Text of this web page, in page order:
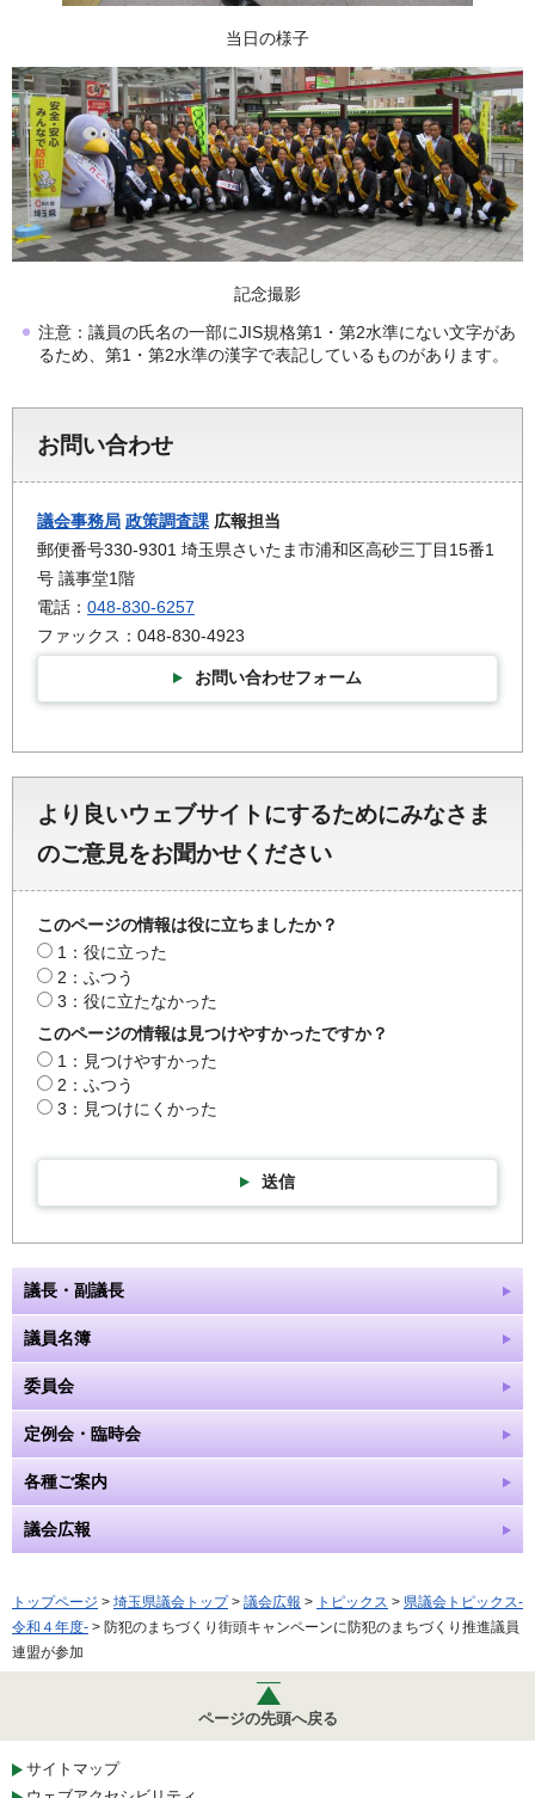
当日の様子
記念撮影
注意：議員の氏名の一部にJIS規格第1・第2水準にない文字があ
るため、第1・第2水準の漢字で表記しているものがあります。
お問い合わせ
議会事務局 政策調査課 広報担当
郵便番号330-9301 埼玉県さいたま市浦和区高砂三丁目15番1
号 議事堂1階
電話： 048-830-6257
ファックス：048-830-4923
お問い合わせフォーム
より良いウェブサイトにするためにみなさま
のご意見をお聞かせください
このページの情報は役に立ちましたか？
1：役に立った
2：ふつう
3：役に立たなかった
このページの情報は見つけやすかったですか？
1：見つけやすかった
2：ふつう
3：見つけにくかった
送信
議長・副議長
議員名簿
委員会
定例会・臨時会
各種ご案内
議会広報
トップページ > 埼玉県議会トップ> 議会広報 > トピックス > 県議会トピックス-
令和４年度- > 防犯のまちづくり街頭キャンペーンに防犯のまちづくり推進議員
連盟が参加
ページの先頭へ戻る
サイトマップ